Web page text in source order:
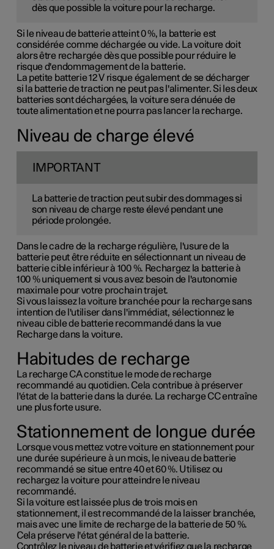
dès que possible la voiture pour la recharge.
Si le niveau de batterie atteint 0 %, la batterie est
considérée comme déchargée ou vide. La voiture doit
alors être rechargée dès que possible pour réduire le
risque d'endommagement de la batterie.
La petite batterie 12 V risque également de se décharger
si la batterie de traction ne peut pas l'alimenter. Si les deux
batteries sont déchargées, la voiture sera dénuée de
toute alimentation et ne pourra pas lancer la recharge.
Niveau de charge élevé
IMPORTANT
La batterie de traction peut subir des dommages si
son niveau de charge reste élevé pendant une
période prolongée.
Dans le cadre de la recharge régulière, l'usure de la
batterie peut être réduite en sélectionnant un niveau de
batterie cible inférieur à 100 %. Rechargez la batterie à
100 % uniquement si vous avez besoin de l'autonomie
maximale pour votre prochain trajet.
Si vous laissez la voiture branchée pour la recharge sans
intention de l'utiliser dans l'immédiat, sélectionnez le
niveau cible de batterie recommandé dans la vue
Recharge dans la voiture.
Habitudes de recharge
La recharge CA constitue le mode de recharge
recommandé au quotidien. Cela contribue à préserver
l'état de la batterie dans la durée. La recharge CC entraîne
une plus forte usure.
Stationnement de longue durée
Lorsque vous mettez votre voiture en stationnement pour
une durée supérieure à un mois, le niveau de batterie
recommandé se situe entre 40 et 60 %. Utilisez ou
rechargez la voiture pour atteindre le niveau
recommandé.
Si la voiture est laissée plus de trois mois en
stationnement, il est recommandé de la laisser branchée,
mais avec une limite de recharge de la batterie de 50 %.
Cela préserve l'état général de la batterie.
Contrôlez le niveau de batterie et vérifiez que la recharge